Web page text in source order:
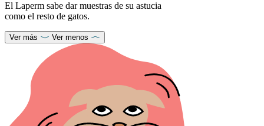
El Laperm sabe dar muestras de su astucia
como el resto de gatos.
Ver más Ver menos